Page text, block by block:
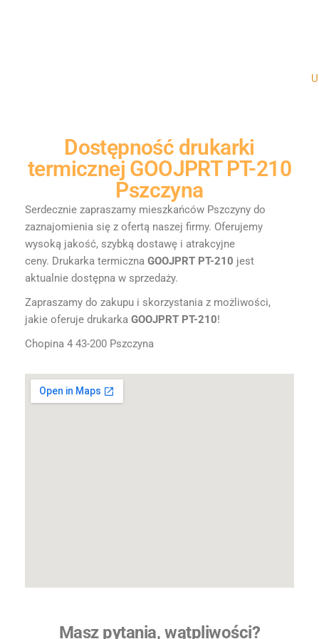
Dostępność drukarki
termicznej GOOJPRT PT-210
Pszczyna
Serdecznie zapraszamy mieszkańców Pszczyny do
zaznajomienia się z ofertą naszej firmy. Oferujemy
wysoką jakość, szybką dostawę i atrakcyjne
ceny. Drukarka termiczna GOOJPRT PT-210 jest
aktualnie dostępna w sprzedaży.
Zapraszamy do zakupu i skorzystania z możliwości,
jakie oferuje drukarka GOOJPRT PT-210!
Chopina 4 43-200 Pszczyna
Masz pytania, wątpliwości?